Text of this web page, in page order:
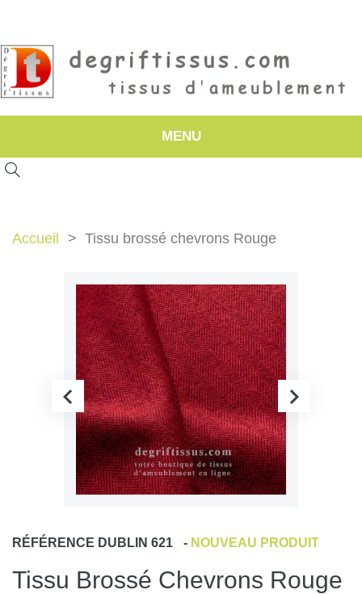
MENU
Accueil Tissu brossé chevrons Rouge
RÉFÉRENCE DUBLIN 621 - NOUVEAU PRODUIT
Tissu Brossé Chevrons Rouge